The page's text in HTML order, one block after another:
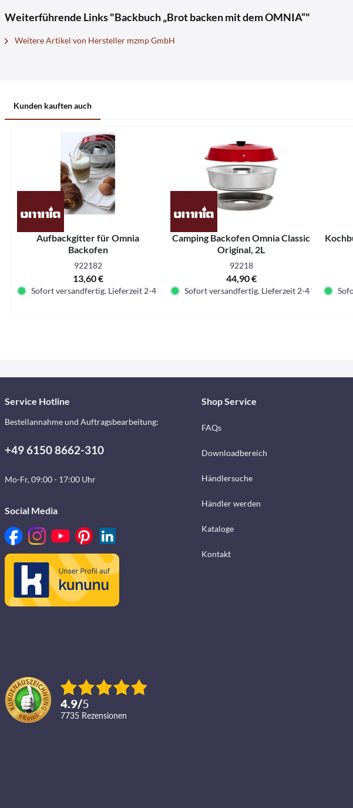
Weiterführende Links "Backbuch „Brot backen mit dem OMNIA“"
Weitere Artikel von Hersteller mzmp GmbH
Kunden kauften auch
Aufbackgitter für Omnia
Backofen
922182
13,60 €
Sofort versandfertig. Lieferzeit 2-4 Tage.
Camping Backofen Omnia Classic
Original, 2L
92218
44,90 €
Sofort versandfertig. Lieferzeit 2-4 Tage.
Service Hotline
Bestellannahme und Auftragsbearbeitung:
+49 6150 8662-310
Mo-Fr, 09:00 - 17:00 Uhr
Social Media
4.9/5
7735 Rezensionen
Shop Service
FAQs
Downloadbereich
Händlersuche
Händler werden
Kataloge
Kontakt